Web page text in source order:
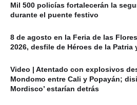
Mil 500 policías fortalecerán la
durante el puente festivo
8 de agosto en la Feria de las
2026, desfile de Héroes de la Patria
Video | Atentado con explosivos
Mondomo entre Cali y Popayán;
Mordisco’ estarían detrás